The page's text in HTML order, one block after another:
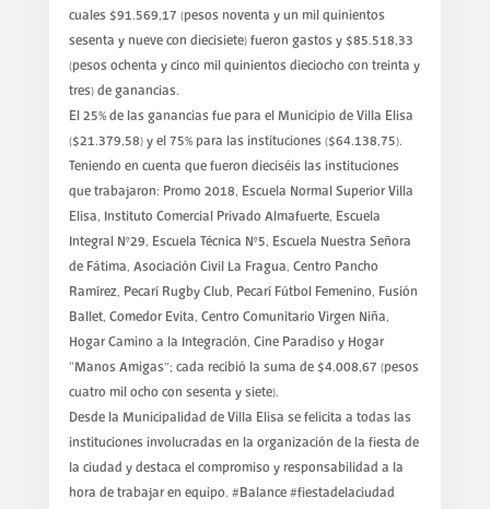
cuales $91.569,17 (pesos noventa y un mil quinientos
sesenta y nueve con diecisiete) fueron gastos y $85.518,33
(pesos ochenta y cinco mil quinientos dieciocho con treinta y
tres) de ganancias.
El 25% de las ganancias fue para el Municipio de Villa Elisa
($21.379,58) y el 75% para las instituciones ($64.138,75).
Teniendo en cuenta que fueron dieciséis las instituciones
que trabajaron: Promo 2018, Escuela Normal Superior Villa
Elisa, Instituto Comercial Privado Almafuerte, Escuela
Integral N°29, Escuela Técnica N°5, Escuela Nuestra Señora
de Fátima, Asociación Civil La Fragua, Centro Pancho
Ramírez, Pecarí Rugby Club, Pecarí Fútbol Femenino, Fusión
Ballet, Comedor Evita, Centro Comunitario Virgen Niña,
Hogar Camino a la Integración, Cine Paradiso y Hogar
“Manos Amigas”; cada recibió la suma de $4.008,67 (pesos
cuatro mil ocho con sesenta y siete).
Desde la Municipalidad de Villa Elisa se felicita a todas las
instituciones involucradas en la organización de la fiesta de
la ciudad y destaca el compromiso y responsabilidad a la
hora de trabajar en equipo. #Balance #fiestadelaciudad